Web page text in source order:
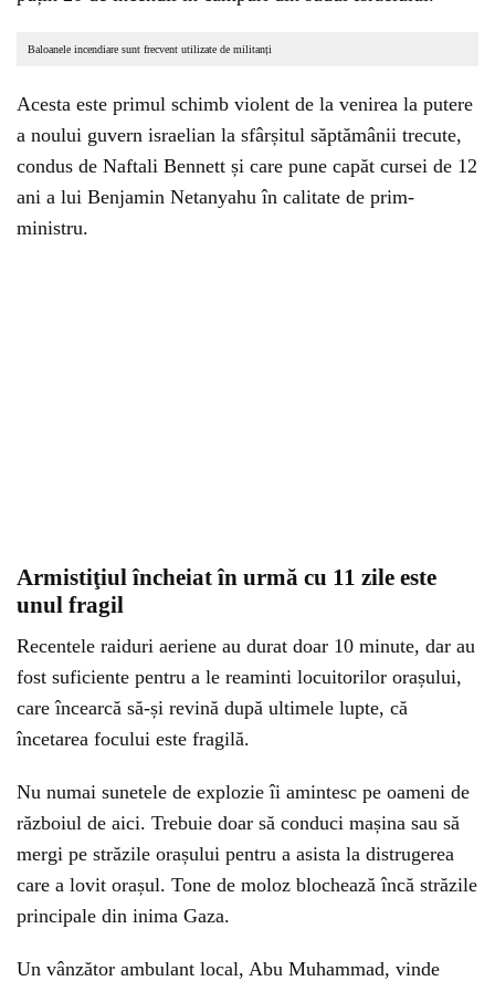
Baloanele incendiare sunt frecvent utilizate de militanți
Acesta este primul schimb violent de la venirea la putere
a noului guvern israelian la sfârșitul săptămânii trecute,
condus de Naftali Bennett și care pune capăt cursei de 12
ani a lui Benjamin Netanyahu în calitate de prim-
ministru.
Armistiţiul încheiat în urmă cu 11 zile este
unul fragil
Recentele raiduri aeriene au durat doar 10 minute, dar au
fost suficiente pentru a le reaminti locuitorilor orașului,
care încearcă să-și revină după ultimele lupte, că
încetarea focului este fragilă.
Nu numai sunetele de explozie îi amintesc pe oameni de
războiul de aici. Trebuie doar să conduci mașina sau să
mergi pe străzile orașului pentru a asista la distrugerea
care a lovit orașul. Tone de moloz blochează încă străzile
principale din inima Gaza.
Un vânzător ambulant local, Abu Muhammad, vinde